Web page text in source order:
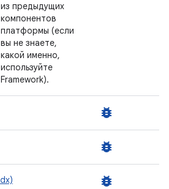
из предыдущих
компонентов
платформы (если
вы не знаете,
какой именно,
используйте
Framework).
bug_report
bug_report
bug_report